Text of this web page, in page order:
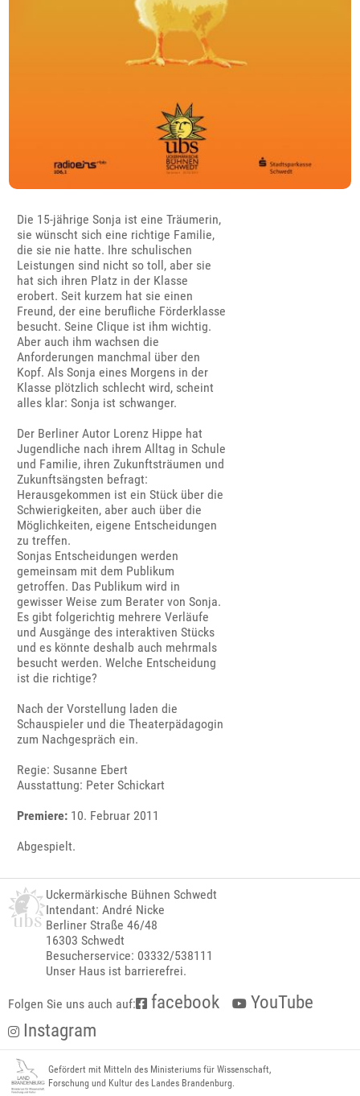
Die 15-jährige Sonja ist eine Träumerin,
sie wünscht sich eine richtige Familie,
die sie nie hatte. Ihre schulischen
Leistungen sind nicht so toll, aber sie
hat sich ihren Platz in der Klasse
erobert. Seit kurzem hat sie einen
Freund, der eine berufliche Förderklasse
besucht. Seine Clique ist ihm wichtig.
Aber auch ihm wachsen die
Anforderungen manchmal über den
Kopf. Als Sonja eines Morgens in der
Klasse plötzlich schlecht wird, scheint
alles klar: Sonja ist schwanger.
Der Berliner Autor Lorenz Hippe hat
Jugendliche nach ihrem Alltag in Schule
und Familie, ihren Zukunftsträumen und
Zukunftsängsten befragt:
Herausgekommen ist ein Stück über die
Schwierigkeiten, aber auch über die
Möglichkeiten, eigene Entscheidungen
zu treffen.
Sonjas Entscheidungen werden
gemeinsam mit dem Publikum
getroffen. Das Publikum wird in
gewisser Weise zum Berater von Sonja.
Es gibt folgerichtig mehrere Verläufe
und Ausgänge des interaktiven Stücks
und es könnte deshalb auch mehrmals
besucht werden. Welche Entscheidung
ist die richtige?
Nach der Vorstellung laden die
Schauspieler und die Theaterpädagogin
zum Nachgespräch ein.
Regie: Susanne Ebert
Ausstattung: Peter Schickart
Premiere: 10. Februar 2011
Abgespielt.
Uckermärkische Bühnen Schwedt
Intendant: André Nicke
Berliner Straße 46/48
16303 Schwedt
Besucherservice: 03332/538111
Unser Haus ist barrierefrei.
Folgen Sie uns auch auf: facebook
YouTube
Instagram
Gefördert mit Mitteln des Ministeriums für Wissenschaft,
Forschung und Kultur des Landes Brandenburg.